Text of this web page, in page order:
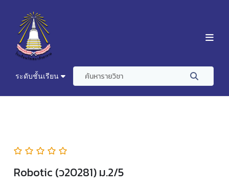
ระดับชั้นเรียน
Robotic (ว20281) ม.2/5